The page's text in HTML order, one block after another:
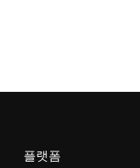
플랫폼